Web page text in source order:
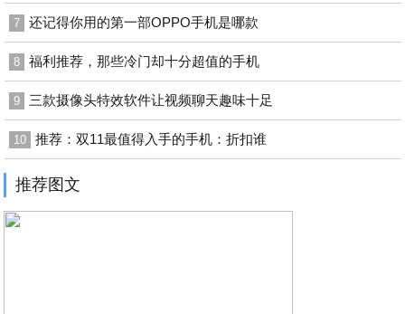
7 还记得你用的第一部OPPO手机是哪款
8 福利推荐，那些冷门却十分超值的手机
9 三款摄像头特效软件让视频聊天趣味十足
10 推荐：双11最值得入手的手机：折扣谁
推荐图文